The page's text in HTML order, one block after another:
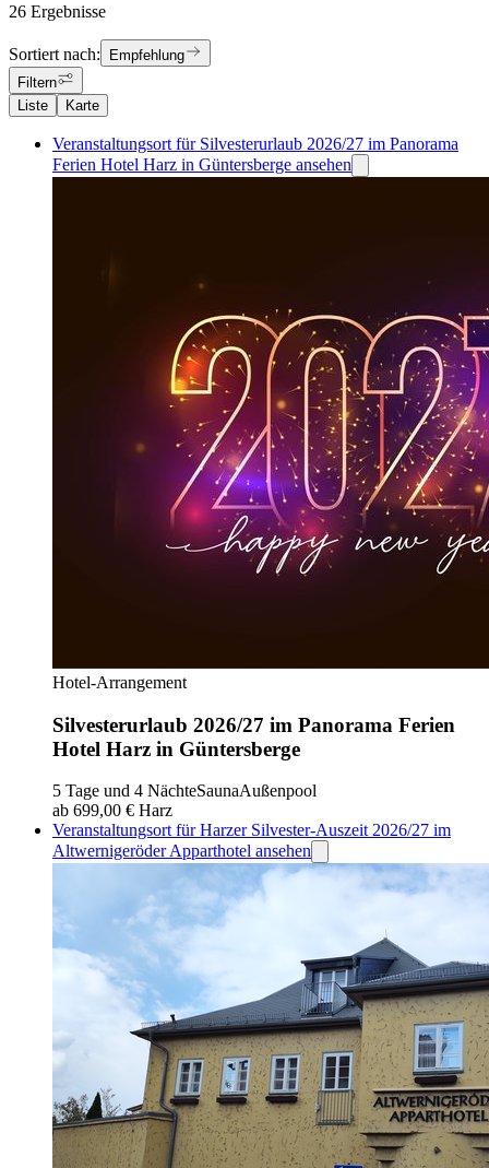
26 Ergebnisse
Sortiert nach:
Empfehlung
Filtern
Liste
Karte
Veranstaltungsort für Silvesterurlaub 2026/27 im Panorama
Ferien Hotel Harz in Güntersberge ansehen
Hotel-Arrangement
Silvesterurlaub 2026/27 im Panorama Ferien
Hotel Harz in Güntersberge
5 Tage und 4 NächteSaunaAußenpool
ab 699,00 € Harz
Veranstaltungsort für Harzer Silvester-Auszeit 2026/27 im
Altwernigeröder Apparthotel ansehen